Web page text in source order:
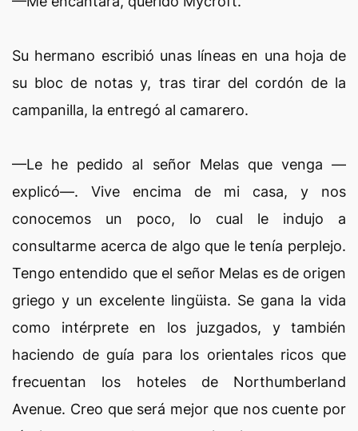
Su hermano escribió unas líneas en una hoja de
su bloc de notas y, tras tirar del cordón de la
campanilla, la entregó al camarero.
—Le he pedido al señor Melas que venga —
explicó—. Vive encima de mi casa, y nos
conocemos un poco, lo cual le indujo a
consultarme acerca de algo que le tenía perplejo.
Tengo entendido que el señor Melas es de origen
griego y un excelente lingüista. Se gana la vida
como intérprete en los juzgados, y también
haciendo de guía para los orientales ricos que
frecuentan los hoteles de Northumberland
Avenue. Creo que será mejor que nos cuente por